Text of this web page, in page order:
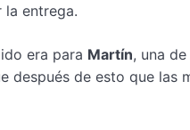
entrega.
era para Martín, una
después de esto que las